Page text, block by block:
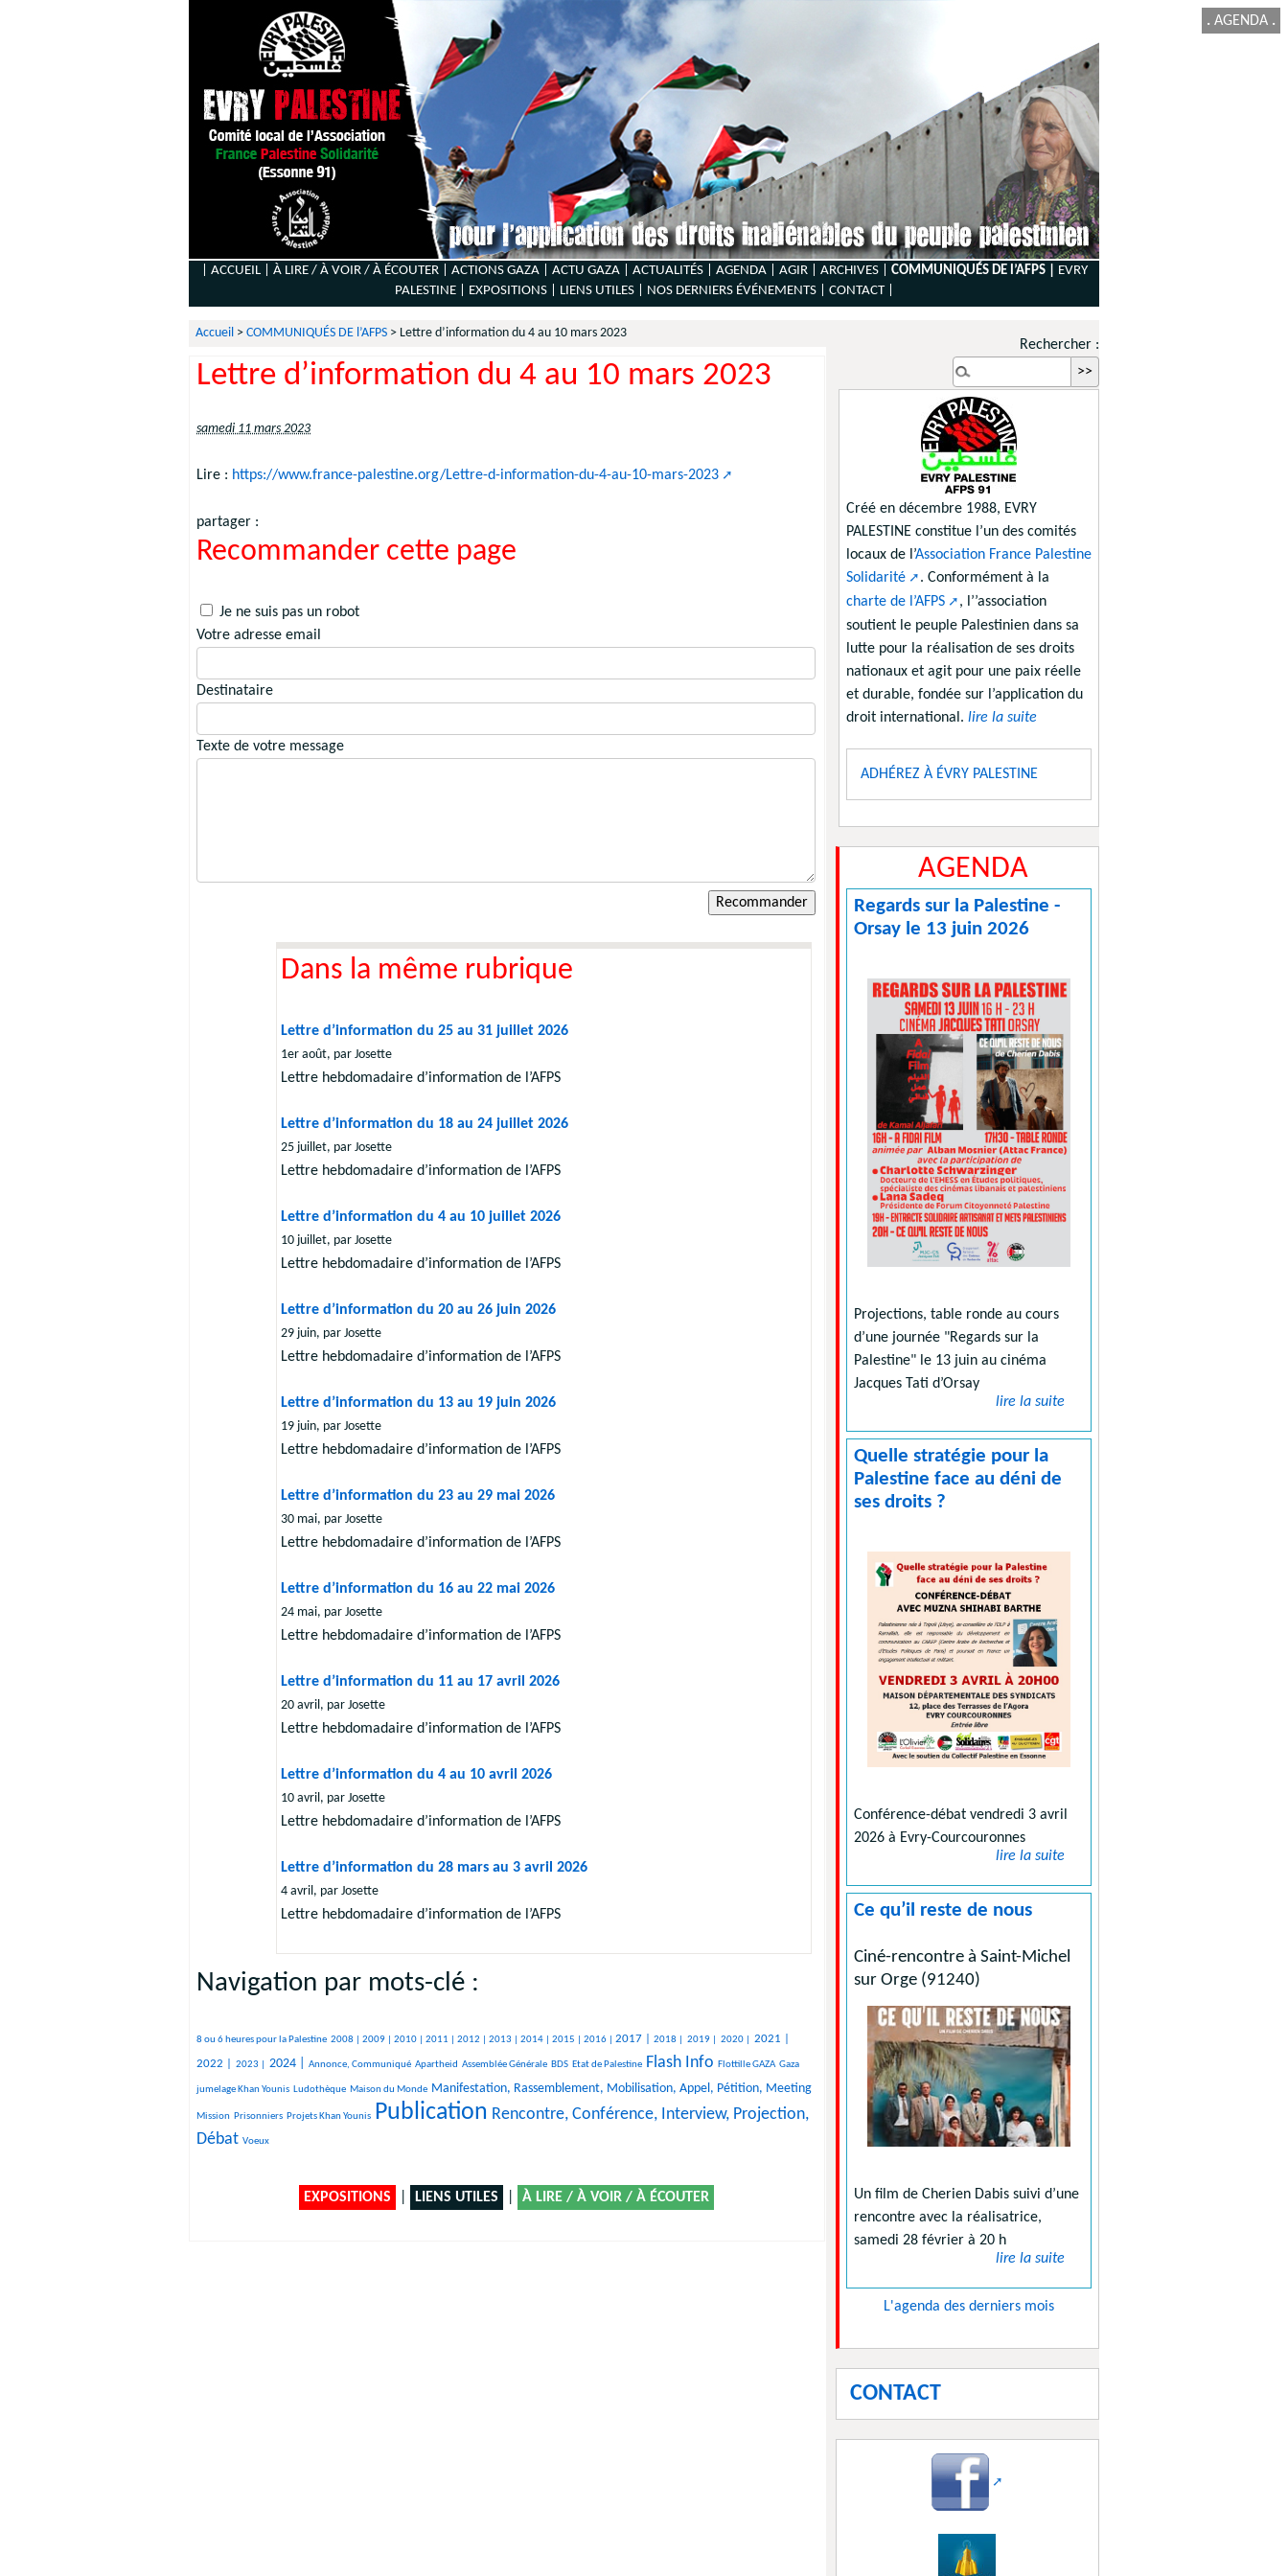
. AGENDA .
| ACCUEIL | À LIRE / À VOIR / À ÉCOUTER | ACTIONS GAZA | ACTU GAZA | ACTUALITÉS | AGENDA | AGIR | ARCHIVES | COMMUNIQUÉS DE l’AFPS |
EVRY
PALESTINE |
EXPOSITIONS | LIENS UTILES | NOS DERNIERS ÉVÉNEMENTS | CONTACT|
Accueil > COMMUNIQUÉS DE l’AFPS > Lettre d’information du 4 au 10 mars 2023
Lettre d’information du 4 au 10 mars 2023
samedi 11 mars 2023
Lire : https://www.france-palestine.org/Lettre-d-information-du-4-au-10-mars-2023
partager :
Recommander cette page
Je ne suis pas un robot
Votre adresse email
Destinataire
Texte de votre message
Dans la même rubrique
Lettre d’information du 25 au 31 juillet 2026
1er août, par Josette
Lettre hebdomadaire d’information de l’AFPS
Lettre d’information du 18 au 24 juillet 2026
25 juillet, par Josette
Lettre hebdomadaire d’information de l’AFPS
Lettre d’information du 4 au 10 juillet 2026
10 juillet, par Josette
Lettre hebdomadaire d’information de l’AFPS
Lettre d’information du 20 au 26 juin 2026
29 juin, par Josette
Lettre hebdomadaire d’information de l’AFPS
Lettre d’information du 13 au 19 juin 2026
19 juin, par Josette
Lettre hebdomadaire d’information de l’AFPS
Lettre d’information du 23 au 29 mai 2026
30 mai, par Josette
Lettre hebdomadaire d’information de l’AFPS
Lettre d’information du 16 au 22 mai 2026
24 mai, par Josette
Lettre hebdomadaire d’information de l’AFPS
Lettre d’information du 11 au 17 avril 2026
20 avril, par Josette
Lettre hebdomadaire d’information de l’AFPS
Lettre d’information du 4 au 10 avril 2026
10 avril, par Josette
Lettre hebdomadaire d’information de l’AFPS
Lettre d’information du 28 mars au 3 avril 2026
4 avril, par Josette
Lettre hebdomadaire d’information de l’AFPS
Navigation par mots-clé :
582/2891
8 ou 6 heures pour la Palestine
101/2891 2008 |
326/2891 2009 |
302/2891 2010 |
573/2891 2011 |
358/2891 2012 |
368/2891 2013 |
184/2891 2014 |
130/2891 2015 |
419/2891 2016 |
647/2891 2017 |
167/2891 2018 |
98/2891 2019 |
104/2891 2020 |
895/2891 2021 |
958/2891
2022 |
467/2891
2023 |
1081/2891 2024 |
360/2891 Annonce, Communiqué
27/2891 Apartheid
27/2891 Assemblée Générale
208/2891 BDS
27/2891 Etat de Palestine
1666/2891 Flash Info
48/2891 Flottille GAZA
337/2891 Gaza
266/2891
jumelage Khan Younis
351/2891 Ludothèque
16/2891 Maison du Monde
1257/2891 Manifestation, Rassemblement, Mobilisation, Appel, Pétition, Meeting
14/2891
Mission
26/2891Prisonniers
162/2891 Projets Khan Younis
2891/2891 Publication
1758/2891
Rencontre, Conférence, Interview, Projection,
Débat
15/2891Voeux
EXPOSITIONS LIENS UTILES À LIRE / À VOIR / À ÉCOUTER
Rechercher :
Créé en décembre 1988, EVRY
PALESTINE constitue l’un des comités
locaux de l’Association France Palestine
Solidarité
. Conformément à la
charte de l’AFPS
, l’’association
soutient le peuple Palestinien dans sa
lutte pour la réalisation de ses droits
nationaux et agit pour une paix réelle
et durable, fondée sur l’application du
droit international. lire la suite
ADHÉREZ À ÉVRY PALESTINE
AGENDA
Regards sur la Palestine -
Orsay le 13 juin 2026
Projections, table ronde au cours
d’une journée "Regards sur la
Palestine" le 13 juin au cinéma
Jacques Tati d’Orsay
lire la suite
Quelle stratégie pour la
Palestine face au déni de
ses droits ?
Conférence-débat vendredi 3 avril
2026 à Evry-Courcouronnes
lire la suite
Ce qu’il reste de nous
Ciné-rencontre à Saint-Michel
sur Orge (91240)
Un film de Cherien Dabis suivi d’une
rencontre avec la réalisatrice,
samedi 28 février à 20 h
lire la suite
L'agenda des derniers mois
CONTACT